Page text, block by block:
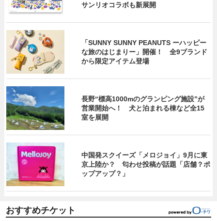
サンリオコラボも新展開
「SUNNY SUNNY PEANUTS ーハッピー
な旅のはじまりー」開催！ 全9ブランド
から限定アイテム登場
長野“標高1000mのグランピング施設”が
営業開始へ！ 犬と泊まれる棟など全15
室を展開
中国発スクイーズ「メロジョイ」9月に東
京上陸か？ 匂わせ投稿が話題「店舗？ポ
ップアップ？」
おすすめチケット